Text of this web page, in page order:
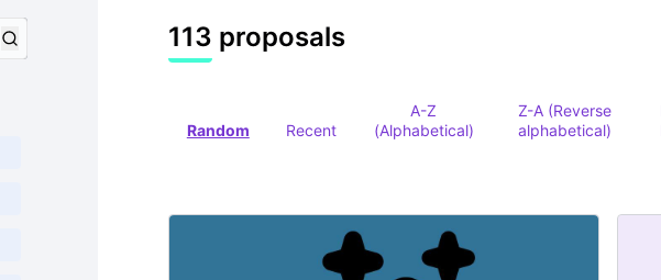
113 proposals
Random Recent
A-Z
(Alphabetical)
Z-A (Reverse
alphabetical)